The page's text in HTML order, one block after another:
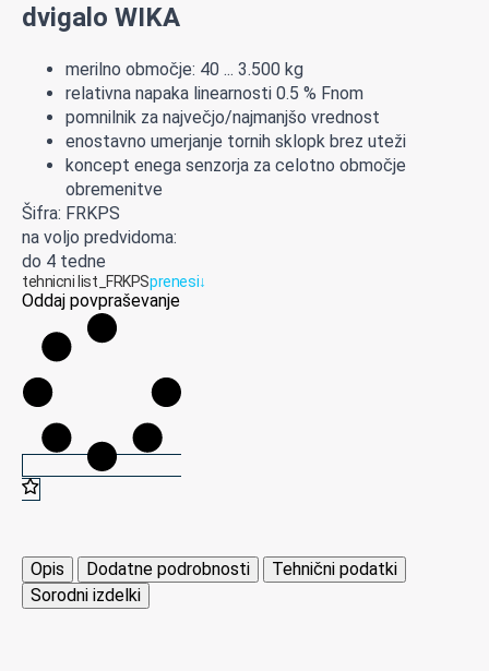
dvigalo WIKA
merilno območje: 40 ... 3.500 kg
relativna napaka linearnosti 0.5 % Fnom
pomnilnik za največjo/najmanjšo vrednost
enostavno umerjanje tornih sklopk brez uteži
koncept enega senzorja za celotno območje
obremenitve
Šifra: FRKPS
na voljo predvidoma:
do 4 tedne
tehnicni list_FRKPSprenesi↓
Oddaj povpraševanje
Opis Dodatne podrobnosti
Tehnični podatki
Sorodni izdelki